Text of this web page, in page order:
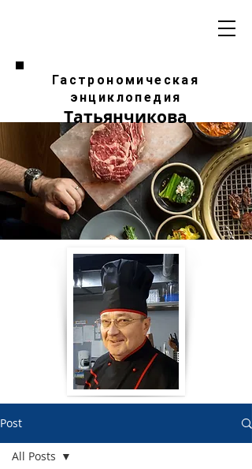
Гастрономическая
энциклопедия
Татьянчикова
Post
All Posts